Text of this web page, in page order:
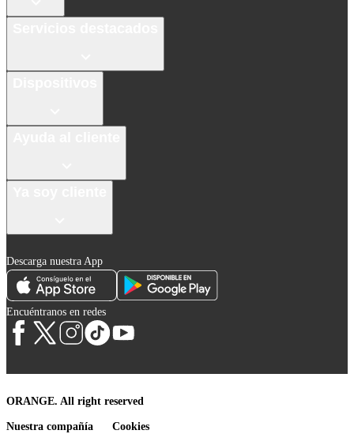
Descarga nuestra App
Encuéntranos en redes
ORANGE. All right reserved
Nuestra compañía Cookies